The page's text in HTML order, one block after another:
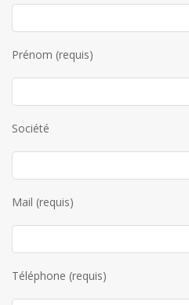
Prénom (requis)
Société
Mail (requis)
Téléphone (requis)